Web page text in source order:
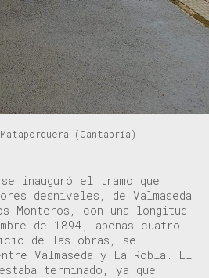
(Cantabria)
inauguró el tramo que
desniveles , deValmaseda
Monteros , con una longitud
de 1894, apenas cuatro
de las obras , se
Valmaseda y La Robla . El
terminado ,ya que